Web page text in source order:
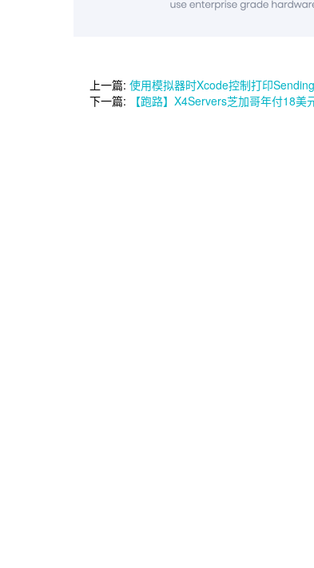
上一篇: 使用模拟器时Xcode控制打印
下一篇:
【跑路】X4Servers芝加哥年付18